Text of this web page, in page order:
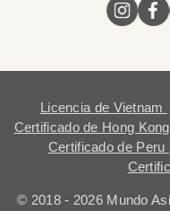
Licencia de Vietnam
Certificado de Hong
Certificado de Peru
© 2018 - 2026 Mundo